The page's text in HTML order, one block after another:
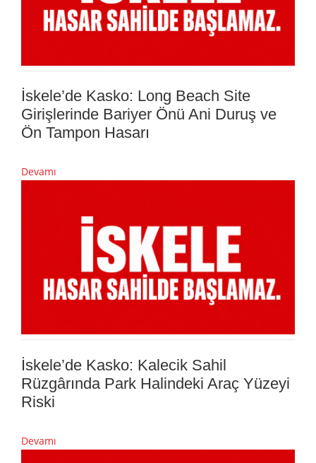
İskele’de Kasko: Long Beach Site
Girişlerinde Bariyer Önü Ani Duruş ve
Ön Tampon Hasarı
Devamı
İskele’de Kasko: Kalecik Sahil
Rüzgârında Park Halindeki Araç Yüzeyi
Riski
Devamı